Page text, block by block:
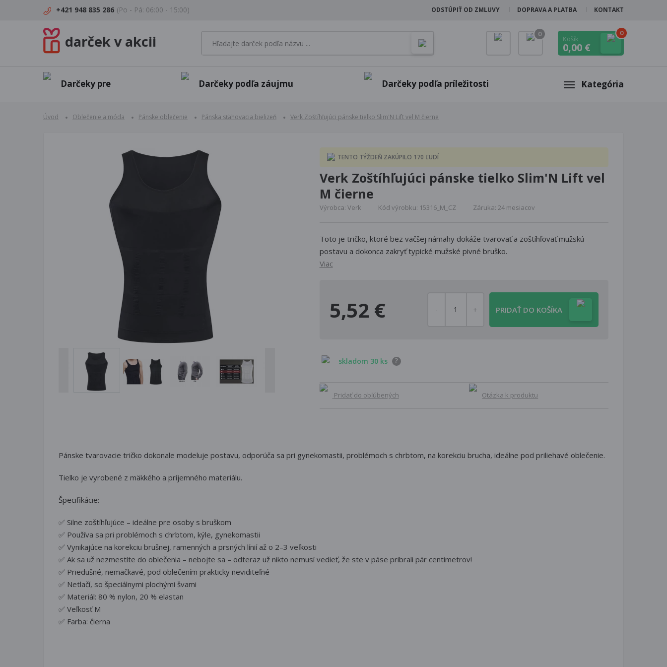
+421 948 835 286 (Po - Pá: 06:00 - 15:00) ODSTÚPIŤ OD ZMLUVY DOPRAVA A PLATBA KONTAKT
darček v akcii 0
Košík
0,00 €
0
Darčeky pre Darčeky podľa záujmu Darčeky podľa príležitosti Kategória
Úvod Oblečenie a móda Pánske oblečenie Pánska sťahovacia bielizeň Verk Zoštíhľujúci pánske tielko Slim'N Lift vel M čierne
TENTO TÝŽDEŇ ZAKÚPILO 170 ĽUDÍ
Verk Zoštíhľujúci pánske tielko Slim'N Lift vel
M čierne
Výrobca: Verk Kód výrobku: 15316_M_CZ Záruka: 24 mesiacov
Toto je tričko, ktoré bez väčšej námahy dokáže tvarovať a zoštíhľovať mužskú
postavu a dokonca zakryť typické mužské pivné bruško.
Viac
5,52 € PRIDAŤ DO KOŠÍKA
skladom 30 ks ?
Pridať do obľúbených Otázka k produktu
Pánske tvarovacie tričko dokonale modeluje postavu, odporúča sa pri gynekomastii, problémoch s chrbtom, na korekciu brucha, ideálne pod priliehavé oblečenie.
Tielko je vyrobené z mäkkého a príjemného materiálu.
Špecifikácie:
✅ Silne zoštíhľujúce – ideálne pre osoby s bruškom
✅ Používa sa pri problémoch s chrbtom, kýle, gynekomastii
✅ Vynikajúce na korekciu brušnej, ramenných a prsných línií až o 2–3 veľkosti
✅ Ak sa už nezmestíte do oblečenia – nebojte sa – odteraz už nikto nemusí vedieť, že ste v páse pribrali pár centimetrov!
✅ Priedušné, nemačkavé, pod oblečením prakticky neviditeľné
✅ Netlačí, so špeciálnymi plochými švami
✅ Materiál: 80 % nylon, 20 % elastan
✅ Veľkosť M
✅ Farba: čierna